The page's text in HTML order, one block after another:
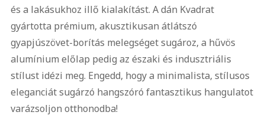
és a lakásukhoz illő kialakítást. A dán Kvadrat
gyártotta prémium, akusztikusan átlátszó
gyapjúszövet-borítás melegséget sugároz, a hűvös
alumínium előlap pedig az északi és indusztriális
stílust idézi meg. Engedd, hogy a minimalista, stílusos
eleganciát sugárzó hangszóró fantasztikus hangulatot
varázsoljon otthonodba!